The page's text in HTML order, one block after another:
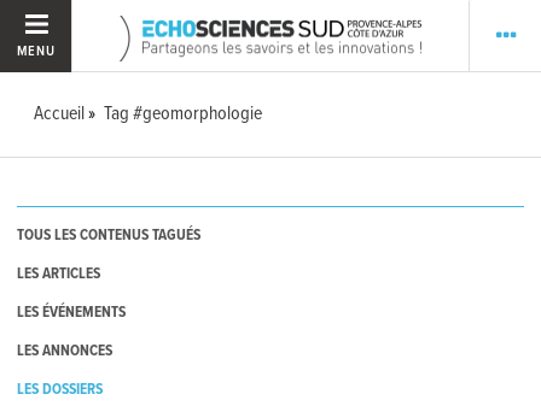
MENU
Accueil Tag #geomorphologie
TOUS LES CONTENUS TAGUÉS
LES ARTICLES
LES ÉVÉNEMENTS
LES ANNONCES
LES DOSSIERS